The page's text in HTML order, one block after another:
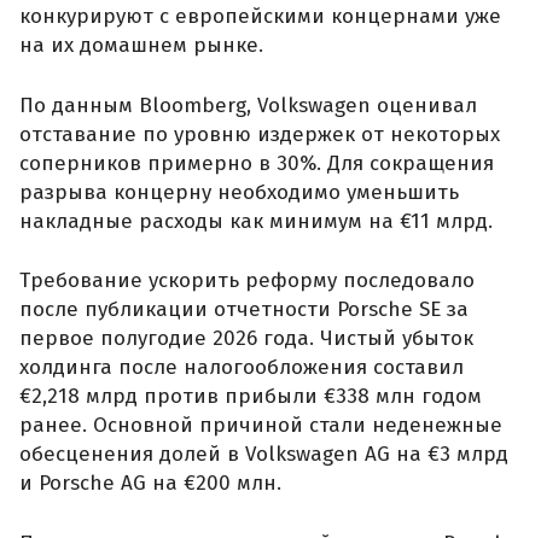
конкурируют с европейскими концернами уже
на их домашнем рынке.
По данным Bloomberg, Volkswagen оценивал
отставание по уровню издержек от некоторых
соперников примерно в 30%. Для сокращения
разрыва концерну необходимо уменьшить
накладные расходы как минимум на €11 млрд.
Требование ускорить реформу последовало
после публикации отчетности Porsche SE за
первое полугодие 2026 года. Чистый убыток
холдинга после налогообложения составил
€2,218 млрд против прибыли €338 млн годом
ранее. Основной причиной стали неденежные
обесценения долей в Volkswagen AG на €3 млрд
и Porsche AG на €200 млн.